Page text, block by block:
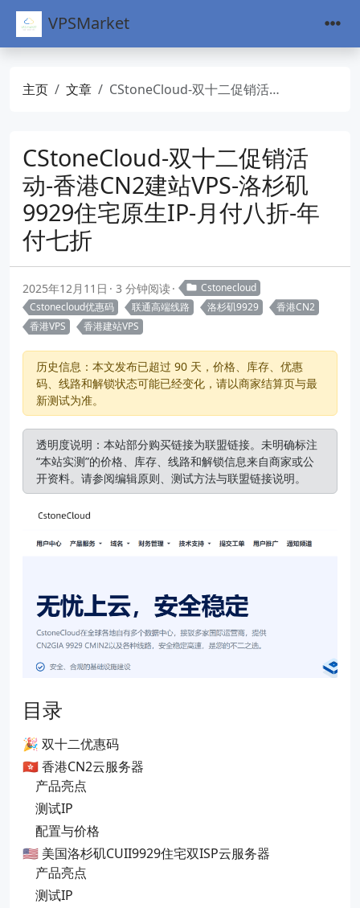
VPSMarket
主页 文章 CStoneCloud-双十二促销活动-香港CN2建站VPS-洛杉矶9929住宅原生IP-月付八折-年付七折
CStoneCloud-双十二促销活
动-香港CN2建站VPS-洛杉矶
9929住宅原生IP-月付八折-年
付七折
2025年12月11日 3 分钟阅读
Cstonecloud
Cstonecloud优惠码
联通高端线路 洛杉矶9929
香港CN2
香港VPS
香港建站VPS
历史信息：本文发布已超过 90 天，价格、库存、优惠
码、线路和解锁状态可能已经变化，请以商家结算页与最
新测试为准。
透明度说明：本站部分购买链接为联盟链接。未明确标注
“本站实测”的价格、库存、线路和解锁信息来自商家或公
开资料。请参阅编辑原则、 测试方法与联盟链接说明。
目录
🎉 双十二优惠码
🇭🇰 香港CN2云服务器
产品亮点
测试IP
配置与价格
🇺🇸 美国洛杉矶CUII9929住宅双ISP云服务器
产品亮点
测试IP